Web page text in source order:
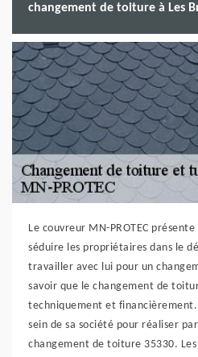
changement de toiture à Les
Le couvreur MN-PROTEC
séduire les propriétaires dans le
travailler avec lui pour un
savoir que le changement de
techniquement et financièrement.
sein de sa société pour réaliser
changement de toiture 35330.